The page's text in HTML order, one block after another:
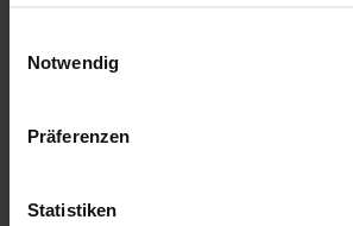
Notwendig
Präferenzen
Statistiken